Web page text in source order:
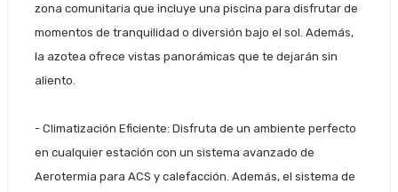
zona comunitaria que incluye una piscina para disfrutar de
momentos de tranquilidad o diversión bajo el sol. Además,
la azotea ofrece vistas panorámicas que te dejarán sin
aliento.
- Climatización Eficiente: Disfruta de un ambiente perfecto
en cualquier estación con un sistema avanzado de
Aerotermia para ACS y calefacción. Además, el sistema de